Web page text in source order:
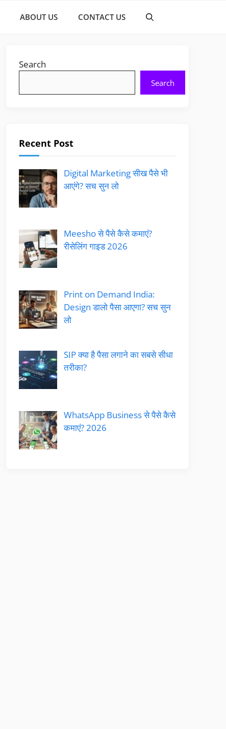
ABOUT US CONTACT US
Search
Search
Recent Post
Digital Marketing सीख पैसे भी
आएंगे? सच सुन लो
Meesho से पैसे कैसे कमाएं?
रीसेलिंग गाइड 2026
Print on Demand India:
Design डालो पैसा आएगा? सच सुन
लो
SIP क्या है पैसा लगाने का सबसे सीधा
तरीका?
WhatsApp Business से पैसे कैसे
कमाएं? 2026